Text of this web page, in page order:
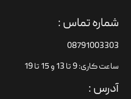
شماره تماس :
08791003303
ساعت کاری: 9 تا 13 و 15 تا 19
آدرس :